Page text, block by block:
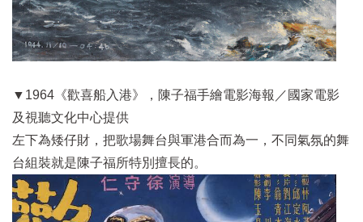
▼1964《歡喜船入港》，陳子福手繪電影海報／ 國家電影
及視聽文化中心提供
左下為矮仔財，把歌場舞台與軍港合而為一，不同氣氛的舞
台組裝就是陳子福所特別擅長的。